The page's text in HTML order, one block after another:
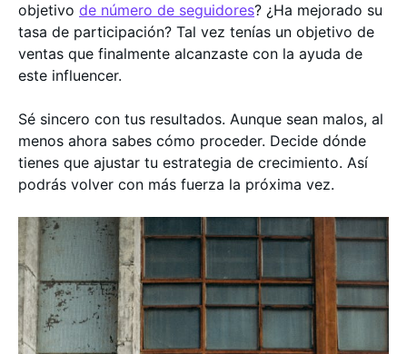
objetivo de número de seguidores? ¿Ha mejorado su
tasa de participación? Tal vez tenías un objetivo de
ventas que finalmente alcanzaste con la ayuda de
este influencer.
Sé sincero con tus resultados. Aunque sean malos, al
menos ahora sabes cómo proceder. Decide dónde
tienes que ajustar tu estrategia de crecimiento. Así
podrás volver con más fuerza la próxima vez.